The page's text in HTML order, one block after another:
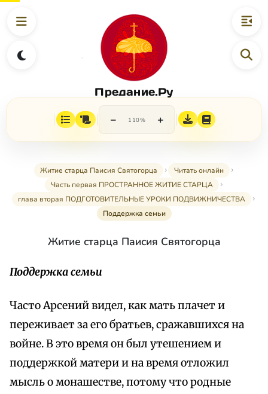
Предание.Ру
− 110% +
Житие старца Паисия Святогорца
Читать онлайн
Часть первая ПРОСТРАННОЕ ЖИТИЕ СТАРЦА
глава вторая ПОДГОТОВИТЕЛЬНЫЕ УРОКИ ПОДВИЖНИЧЕСТВА
Поддержка семьи
Житие старца Паисия Святогорца
Поддержка семьи
Часто Арсений видел, как мать плачет и
переживает за его братьев, сражавшихся на
войне. В это время он был утешением и
поддержкой матери и на время отложил
мысль о монашестве, потому что родные